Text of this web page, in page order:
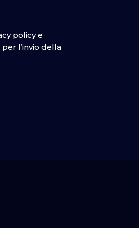
policye
l’invio della